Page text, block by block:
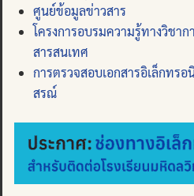
ศูนย์ข้อมูลข่าวสาร
โครงการอบรมความรู้ทางวิชาก
สารสนเทศ
การตรวจสอบเอกสารอิเล็กทร
สรณ์